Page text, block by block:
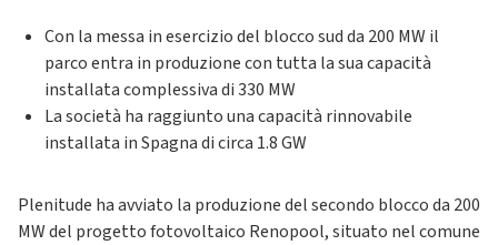
Con la messa in esercizio del blocco sud da 200 MW il
parco entra in produzione con tutta la sua capacità
installata complessiva di 330 MW
La società ha raggiunto una capacità rinnovabile
installata in Spagna di circa 1.8 GW
Plenitude ha avviato la produzione del secondo blocco da 200
MW del progetto fotovoltaico Renopool, situato nel comune